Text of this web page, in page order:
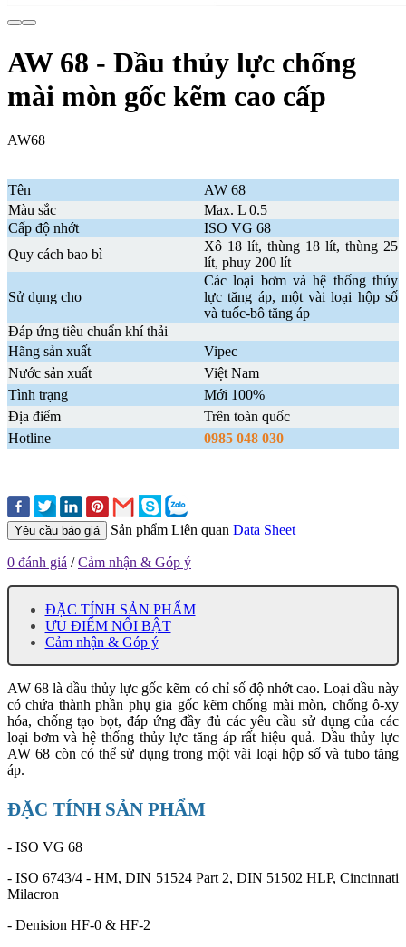
AW 68 - Dầu thủy lực chống
mài mòn gốc kẽm cao cấp
AW68
Tên
AW 68
Màu sắc
Max. L 0.5
Cấp độ nhớt
ISO VG 68
Quy cách bao bì
Xô 18 lít, thùng 18 lít, thùng 25
lít, phuy 200 lít
Sử dụng cho
Các loại bơm và hệ thống thủy
lực tăng áp, một vài loại hộp số
và tuốc-bô tăng áp
Đáp ứng tiêu chuẩn khí thải
Hãng sản xuất
Vipec
Nước sản xuất
Việt Nam
Tình trạng
Mới 100%
Địa điểm
Trên toàn quốc
Hotline
0985 048 030
Yêu cầu báo giá Sản phẩm Liên quan Data Sheet
0 đánh giá /Cảm nhận & Góp ý
ĐẶC TÍNH SẢN PHẨM
ƯU ĐIỂM NỔI BẬT
Cảm nhận & Góp ý
AW 68 là dầu thủy lực gốc kẽm có chỉ số độ nhớt cao. Loại dầu này
có chứa thành phần phụ gia gốc kẽm chống mài mòn, chống ô-xy
hóa, chống tạo bọt, đáp ứng đầy đủ các yêu cầu sử dụng của các
loại bơm và hệ thống thủy lực tăng áp rất hiệu quả. Dầu thủy lực
AW 68 còn có thể sử dụng trong một vài loại hộp số và tubo tăng
áp.
ĐẶC TÍNH SẢN PHẨM
- ISO VG 68
- ISO 6743/4 - HM, DIN 51524 Part 2, DIN 51502 HLP, Cincinnati
Milacron
- Denision HF-0 & HF-2